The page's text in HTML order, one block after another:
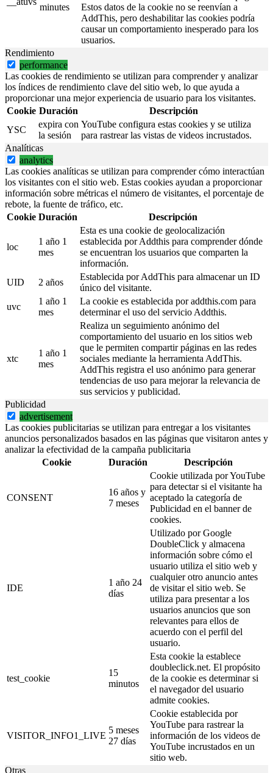
minutes
Estos datos de la cookie no se reenvían a
AddThis, pero deshabilitar las cookies podría
causar un comportamiento inesperado para los
usuarios.
Rendimiento
performance
Las cookies de rendimiento se utilizan para comprender y analizar
los índices de rendimiento clave del sitio web, lo que ayuda a
proporcionar una mejor experiencia de usuario para los visitantes.
Cookie Duración
Descripción
YSC
expira con
la sesión
YouTube configura estas cookies y se utiliza
para rastrear las vistas de videos incrustados.
Analíticas
analytics
Las cookies analíticas se utilizan para comprender cómo interactúan
los visitantes con el sitio web. Estas cookies ayudan a proporcionar
información sobre métricas el número de visitantes, el porcentaje de
rebote, la fuente de tráfico, etc.
Cookie Duración Descripción
loc
1 año 1
mes
Esta es una cookie de geolocalización
establecida por Addthis para comprender dónde
se encuentran los usuarios que comparten la
información.
UID
2 años
Establecida por AddThis para almacenar un ID
único del visitante.
uvc
1 año 1
mes
La cookie es establecida por addthis.com para
determinar el uso del servicio Addthis.
xtc
1 año 1
mes
Realiza un seguimiento anónimo del
comportamiento del usuario en los sitios web
que le permiten compartir páginas en las redes
sociales mediante la herramienta AddThis.
AddThis registra el uso anónimo para generar
tendencias de uso para mejorar la relevancia de
sus servicios y publicidad.
Publicidad
advertisement
Las cookies publicitarias se utilizan para entregar a los visitantes
anuncios personalizados basados en las páginas que visitaron antes y
analizar la efectividad de la campaña publicitaria
Cookie
Duración Descripción
CONSENT
16 años y
7 meses
Cookie utilizada por YouTube
para detectar si el visitante ha
aceptado la categoría de
Publicidad en el banner de
cookies.
IDE
1 año 24
días
Utilizado por Google
DoubleClick y almacena
información sobre cómo el
usuario utiliza el sitio web y
cualquier otro anuncio antes
de visitar el sitio web. Se
utiliza para presentar a los
usuarios anuncios que son
relevantes para ellos de
acuerdo con el perfil del
usuario.
test_cookie
15
minutos
Esta cookie la establece
doubleclick.net. El propósito
de la cookie es determinar si
el navegador del usuario
admite cookies.
VISITOR_INFO1_LIVE
5 meses
27 días
Cookie establecida por
YouTube para rastrear la
información de los videos de
YouTube incrustados en un
sitio web.
Otras